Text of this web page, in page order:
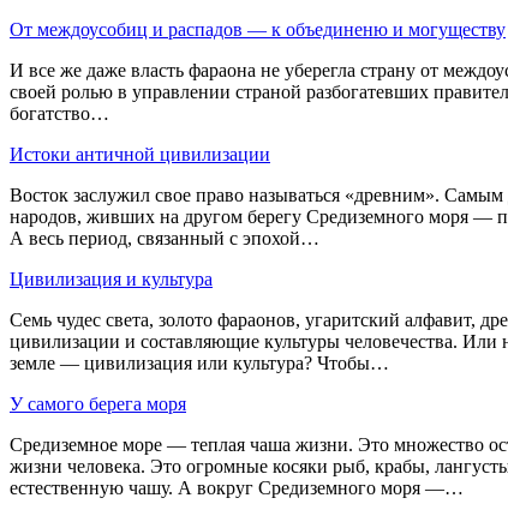
От междоусобиц и распадов — к объединеню и могуществу
И все же даже власть фараона не уберегла страну от
своей ролью в управлении страной разбогатевших
богатство…
Истоки античной цивилизации
Восток заслужил свое право называться «древним».
народов, живших на другом берегу Средиземного моря —
А весь период, связанный с эпохой…
Цивилизация и культура
Семь чудес света, золото фараонов, угаритский алфавит,
цивилизации и составляющие культуры человечества.
земле — цивилизация или культура? Чтобы…
У самого берега моря
Средиземное море — теплая чаша жизни. Это множество
жизни человека. Это огромные косяки рыб, крабы,
естественную чашу. А вокруг Средиземного моря —…